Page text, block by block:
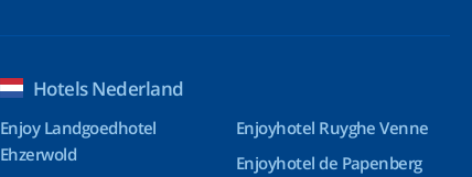
Hotels Nederland
Enjoy Landgoedhotel
Ehzerwold
Enjoyhotel Ruyghe Venne
Enjoyhotel de Papenberg